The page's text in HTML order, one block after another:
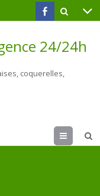
24/24h
coquerelles,
Menu